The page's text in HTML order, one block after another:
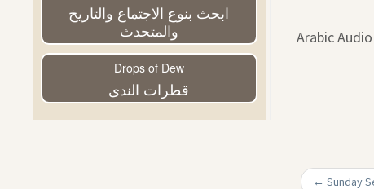
ابحث بنوع الاجتماع والتاريخ
والمتحدث
Drops of Dew
قطرات الندى
Arabic Audio
←